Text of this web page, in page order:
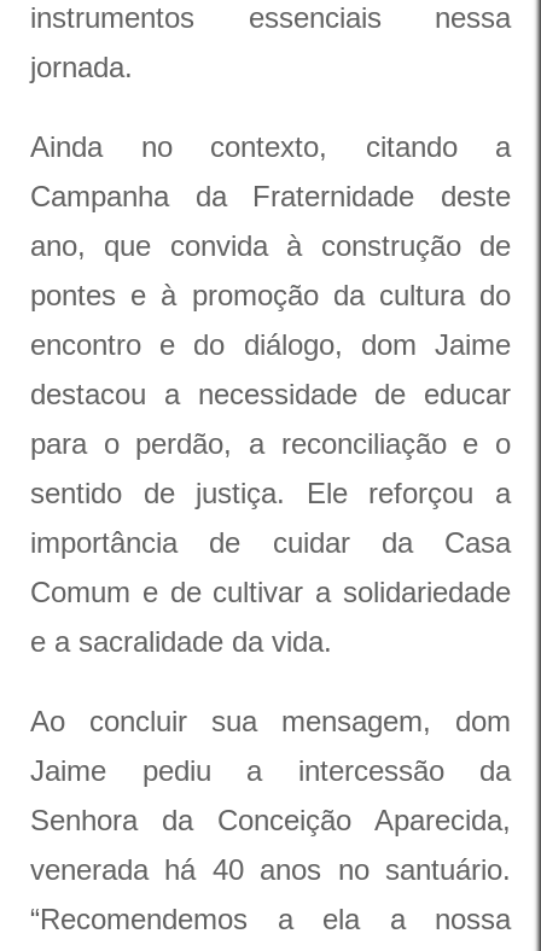
instrumentos essenciais nessa
jornada.
Ainda no contexto, citando a
Campanha da Fraternidade deste
ano, que convida à construção de
pontes e à promoção da cultura do
encontro e do diálogo, dom Jaime
destacou a necessidade de educar
para o perdão, a reconciliação e o
sentido de justiça. Ele reforçou a
importância de cuidar da Casa
Comum e de cultivar a solidariedade
e a sacralidade da vida.
Ao concluir sua mensagem, dom
Jaime pediu a intercessão da
Senhora da Conceição Aparecida,
venerada há 40 anos no santuário.
“Recomendemos a ela a nossa